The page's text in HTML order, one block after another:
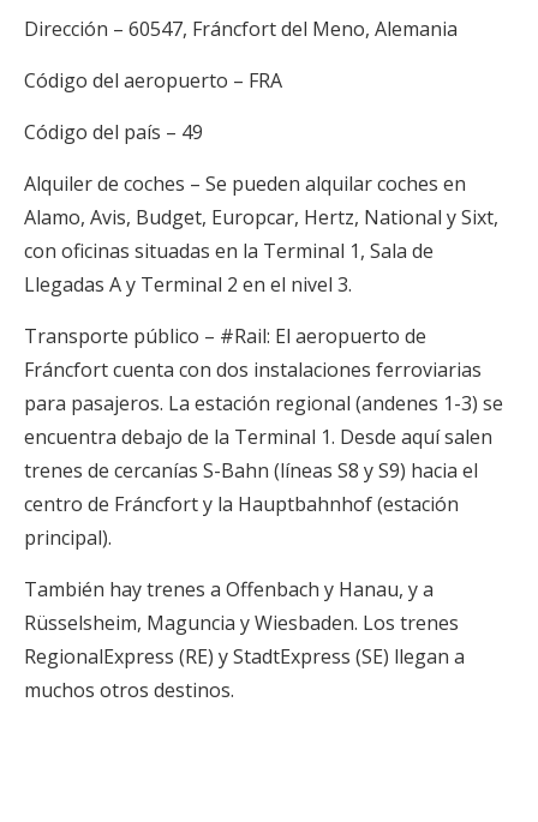
Dirección – 60547, Fráncfort del Meno, Alemania
Código del aeropuerto – FRA
Código del país – 49
Alquiler de coches – Se pueden alquilar coches en
Alamo, Avis, Budget, Europcar, Hertz, National y Sixt,
con oficinas situadas en la Terminal 1, Sala de
Llegadas A y Terminal 2 en el nivel 3.
Transporte público – #Rail: El aeropuerto de
Fráncfort cuenta con dos instalaciones ferroviarias
para pasajeros. La estación regional (andenes 1-3) se
encuentra debajo de la Terminal 1. Desde aquí salen
trenes de cercanías S-Bahn (líneas S8 y S9) hacia el
centro de Fráncfort y la Hauptbahnhof (estación
principal).
También hay trenes a Offenbach y Hanau, y a
Rüsselsheim, Maguncia y Wiesbaden. Los trenes
RegionalExpress (RE) y StadtExpress (SE) llegan a
muchos otros destinos.